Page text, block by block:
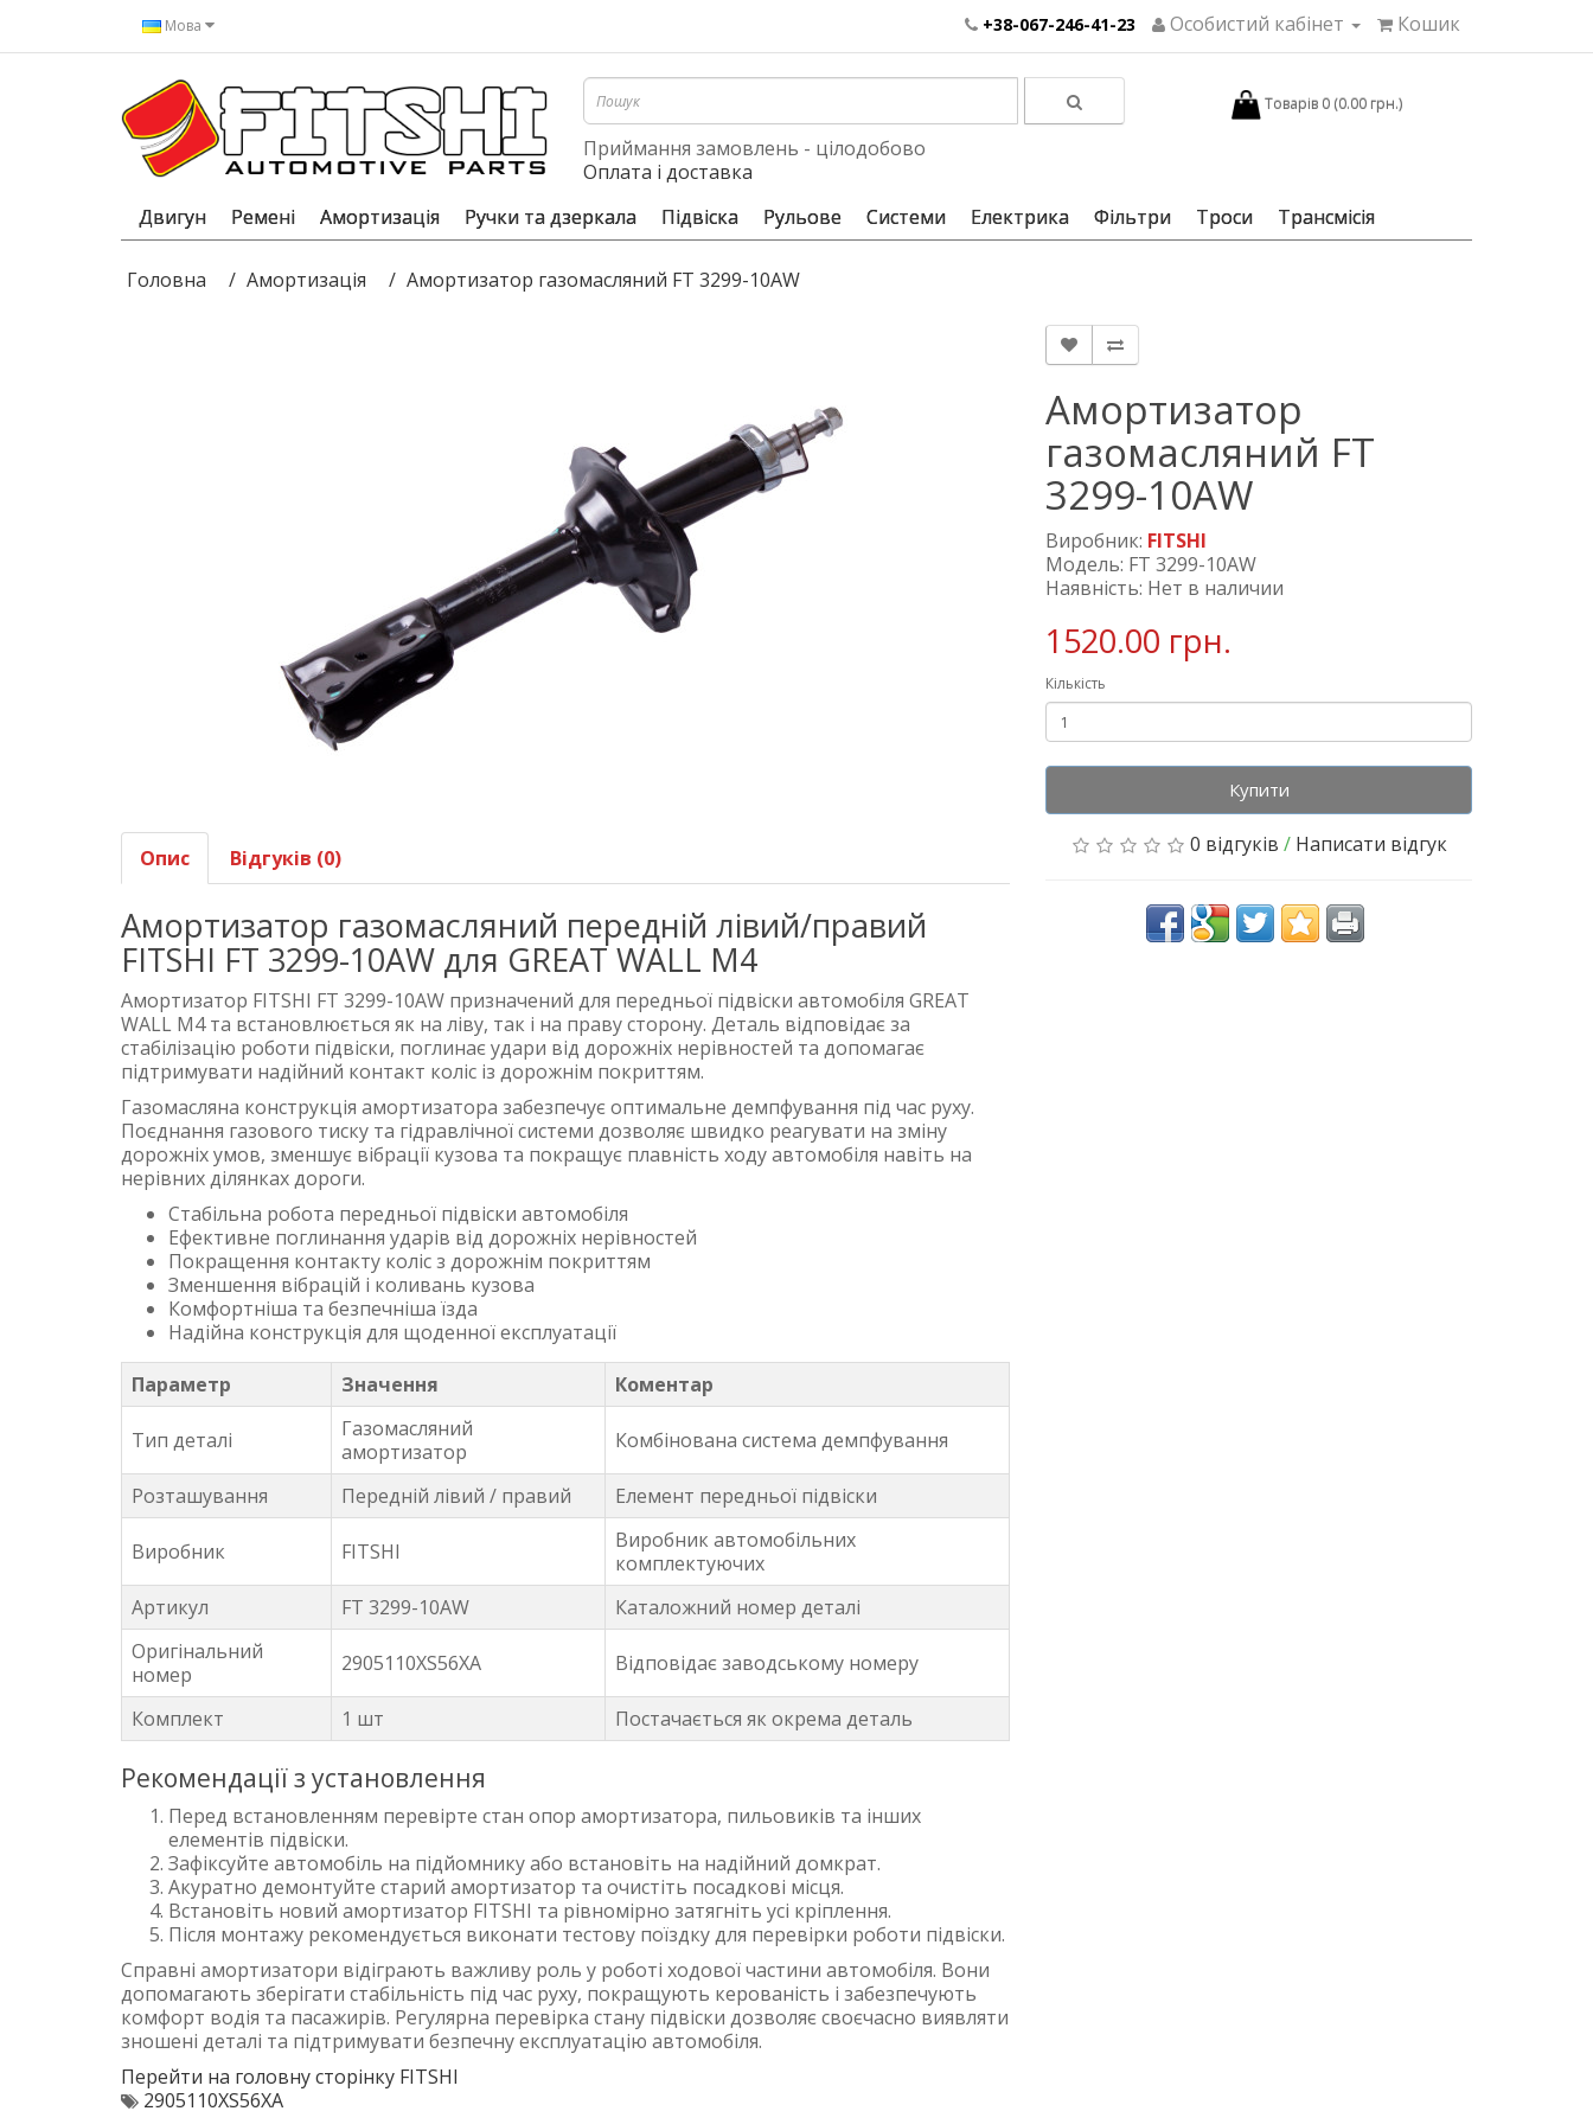
Мова +38-067-246-41-23 Особистий кабінет Кошик
Приймання замовлень - цілодобово
Оплата і доставка
Товарів 0 (0.00 грн.)
Двигун Ремені Амортизація Ручки та дзеркала Підвіска Рульове Системи Електрика Фільтри Троси Трансмісія
Головна Амортизація Амортизатор газомасляний FT 3299-10AW
Опис Відгуків (0)
Амортизатор газомасляний передній лівий/правий
FITSHI FT 3299-10AW для GREAT WALL M4
Амортизатор FITSHI FT 3299-10AW призначений для передньої підвіски автомобіля GREAT
WALL M4 та встановлюється як на ліву, так і на праву сторону. Деталь відповідає за
стабілізацію роботи підвіски, поглинає удари від дорожніх нерівностей та допомагає
підтримувати надійний контакт коліс із дорожнім покриттям.
Газомасляна конструкція амортизатора забезпечує оптимальне демпфування під час руху.
Поєднання газового тиску та гідравлічної системи дозволяє швидко реагувати на зміну
дорожніх умов, зменшує вібрації кузова та покращує плавність ходу автомобіля навіть на
нерівних ділянках дороги.
Стабільна робота передньої підвіски автомобіля
Ефективне поглинання ударів від дорожніх нерівностей
Покращення контакту коліс з дорожнім покриттям
Зменшення вібрацій і коливань кузова
Комфортніша та безпечніша їзда
Надійна конструкція для щоденної експлуатації
Параметр
Значення Коментар
Тип деталі
Газомасляний
амортизатор
Комбінована система демпфування
Розташування Передній лівий / правий Елемент передньої підвіски
Виробник FITSHI
Виробник автомобільних
комплектуючих
Артикул
FT 3299-10AW
Каталожний номер деталі
Оригінальний
номер
2905110XS56XA Відповідає заводському номеру
Комплект 1 шт Постачається як окрема деталь
Рекомендації з установлення
Перед встановленням перевірте стан опор амортизатора, пильовиків та інших
елементів підвіски.
Зафіксуйте автомобіль на підйомнику або встановіть на надійний домкрат.
Акуратно демонтуйте старий амортизатор та очистіть посадкові місця.
Встановіть новий амортизатор FITSHI та рівномірно затягніть усі кріплення.
Після монтажу рекомендується виконати тестову поїздку для перевірки роботи підвіски.
Справні амортизатори відіграють важливу роль у роботі ходової частини автомобіля. Вони
допомагають зберігати стабільність під час руху, покращують керованість і забезпечують
комфорт водія та пасажирів. Регулярна перевірка стану підвіски дозволяє своєчасно виявляти
зношені деталі та підтримувати безпечну експлуатацію автомобіля.
Перейти на головну сторінку FITSHI
Амортизатор
газомасляний FT
3299-10AW
Виробник: FITSHI
Модель: FT 3299-10AW
Наявність: Нет в наличии
1520.00 грн.
Кількість
Купити
0 відгуків / Написати відгук
2905110XS56XA